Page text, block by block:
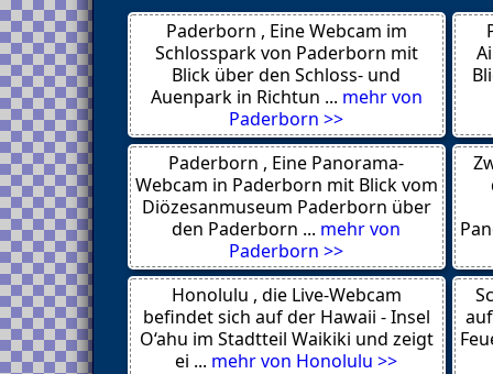
Betzdorf
Zweibruecken 66482
Wissen an der Sieg 57538
Wissen an der Sieg 57537
Winnweiler 67722
Weilerbach 67685
Trier
Coburg
Trier 54293
Traben Trarbach 56841
Stebach 56276
Speyer 67346
Schweich Issel 54338
Schleiden 53932
Schifferstadt 67105
Ruesselsheim 65428
Ruedesheim am Rhein 65385
Rockenhausen 67806
Rieschweiler Muehlbach 66509
Paderborn , Eine Webcam im
Schlosspark von Paderborn mit
Blick über den Schloss- und
Auenpark in Richtun ... mehr von
Paderborn >>
Paderborn , Eine Panorama-
Webcam in Paderborn mit Blick vom
Diözesanmuseum Paderborn über
den Paderborn ... mehr von
Paderborn >>
Honolulu , die Live-Webcam
befindet sich auf der Hawaii - Insel
O‘ahu im Stadtteil Waikiki und zeigt
ei ... mehr von Honolulu >>